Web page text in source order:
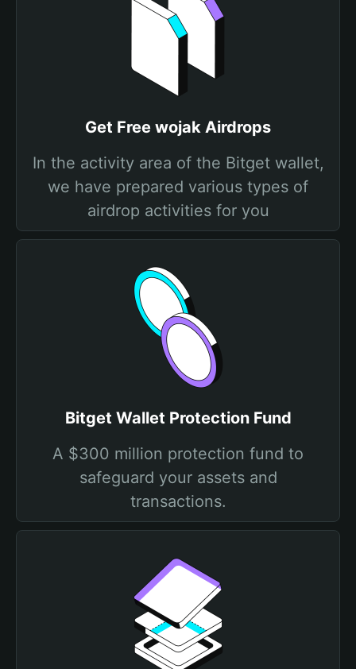
Get Free wojak Airdrops
In the activity area of the Bitget wallet,
we have prepared various types of
airdrop activities for you
Bitget Wallet Protection Fund
A $300 million protection fund to
safeguard your assets and
transactions.